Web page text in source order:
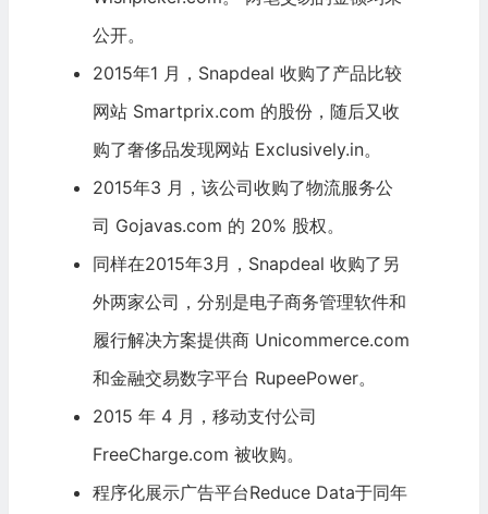
公开。
2015年1 月，Snapdeal 收购了产品比较
网站 Smartprix.com 的股份，随后又收
购了奢侈品发现网站 Exclusively.in。
2015年3 月，该公司收购了物流服务公
司 Gojavas.com 的 20% 股权。
同样在2015年3月，Snapdeal 收购了另
外两家公司，分别是电子商务管理软件和
履行解决方案提供商 Unicommerce.com
和金融交易数字平台 RupeePower。
2015 年 4 月，移动支付公司
FreeCharge.com 被收购。
程序化展示广告平台Reduce Data于同年